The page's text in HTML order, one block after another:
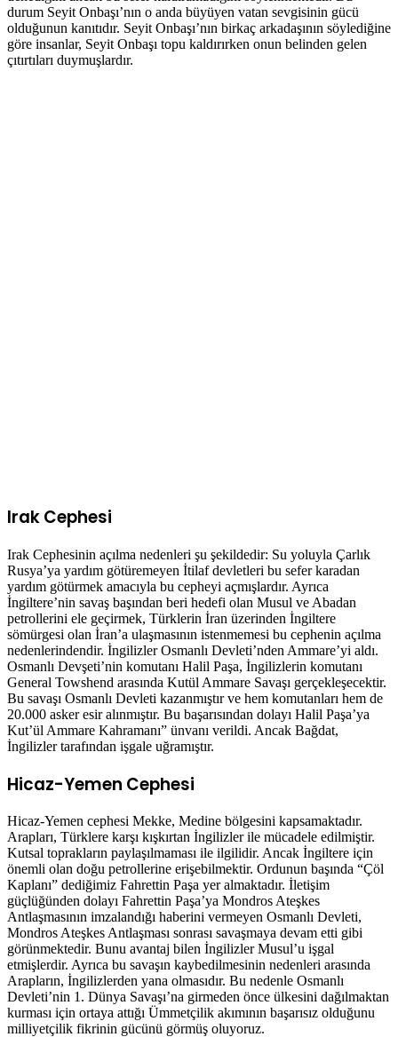
durum Seyit Onbaşı’nın o anda büyüyen vatan sevgisinin gücü
olduğunun kanıtıdır. Seyit Onbaşı’nın birkaç arkadaşının söylediğine
göre insanlar, Seyit Onbaşı topu kaldırırken onun belinden gelen
çıtırtıları duymuşlardır.
Irak Cephesi
Irak Cephesinin açılma nedenleri şu şekildedir: Su yoluyla Çarlık
Rusya’ya yardım götüremeyen İtilaf devletleri bu sefer karadan
yardım götürmek amacıyla bu cepheyi açmışlardır. Ayrıca
İngiltere’nin savaş başından beri hedefi olan Musul ve Abadan
petrollerini ele geçirmek, Türklerin İran üzerinden İngiltere
sömürgesi olan İran’a ulaşmasının istenmemesi bu cephenin açılma
nedenlerindendir. İngilizler Osmanlı Devleti’nden Ammare’yi aldı.
Osmanlı Devşeti’nin komutanı Halil Paşa, İngilizlerin komutanı
General Towshend arasında Kutül Ammare Savaşı gerçekleşecektir.
Bu savaşı Osmanlı Devleti kazanmıştır ve hem komutanları hem de
20.000 asker esir alınmıştır. Bu başarısından dolayı Halil Paşa’ya
Kut’ül Ammare Kahramanı” ünvanı verildi. Ancak Bağdat,
İngilizler tarafından işgale uğramıştır.
Hicaz-Yemen Cephesi
Hicaz-Yemen cephesi Mekke, Medine bölgesini kapsamaktadır.
Arapları, Türklere karşı kışkırtan İngilizler ile mücadele edilmiştir.
Kutsal toprakların paylaşılmaması ile ilgilidir. Ancak İngiltere için
önemli olan doğu petrollerine erişebilmektir. Ordunun başında “Çöl
Kaplanı” dediğimiz Fahrettin Paşa yer almaktadır. İletişim
güçlüğünden dolayı Fahrettin Paşa’ya Mondros Ateşkes
Antlaşmasının imzalandığı haberini vermeyen Osmanlı Devleti,
Mondros Ateşkes Antlaşması sonrası savaşmaya devam etti gibi
görünmektedir. Bunu avantaj bilen İngilizler Musul’u işgal
etmişlerdir. Ayrıca bu savaşın kaybedilmesinin nedenleri arasında
Arapların, İngilizlerden yana olmasıdır. Bu nedenle Osmanlı
Devleti’nin 1. Dünya Savaşı’na girmeden önce ülkesini dağılmaktan
kurması için ortaya attığı Ümmetçilik akımının başarısız olduğunu
milliyetçilik fikrinin gücünü görmüş oluyoruz.